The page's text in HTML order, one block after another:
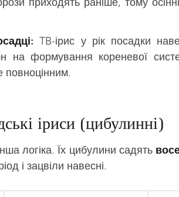
TB-ірис у рік посадки
на формування кореневої
повноцінним.
іриси (цибулинні)
логіка. Їх цибулини садять
і зацвіли навесні.